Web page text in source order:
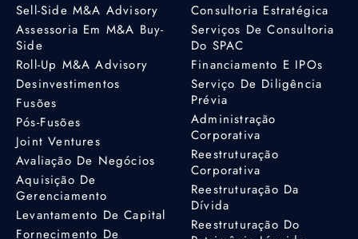
Sell-Side M&A Advisory
Assessoria Em M&A Buy-
Side
Roll-Up M&A Advisory
Desinvestimentos
Fusões
Pós-Fusões
Joint Ventures
Avaliação De Negócios
Aquisição De
Gerenciamento
Levantamento De Capital
Fornecimento De
Consultoria Estratégica
Serviços De Consultoria
Do SPAC
Financiamento E IPOs
Serviço De Diligência
Prévia
Administração
Corporativa
Reestruturação
Corporativa
Reestruturação Da
Dívida
Reestruturação Do